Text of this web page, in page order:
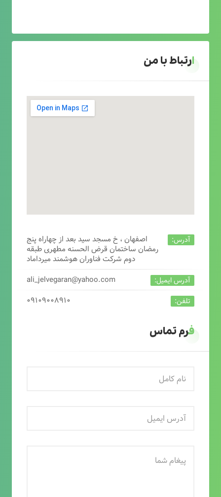
ارتباط با من
آدرس:
اصفهان ، خ مسجد سید بعد از چهاراه پنج
رمضان ساختمان قرض الحسنه مطهری طبقه
دوم شرکت فناوران هوشمند میرداماد
آدرس ایمیل: ali_jelvegaran@yahoo.com
تلفن: ۰۹۱۰۹۰۰۸۹۱۰
فرم تماس